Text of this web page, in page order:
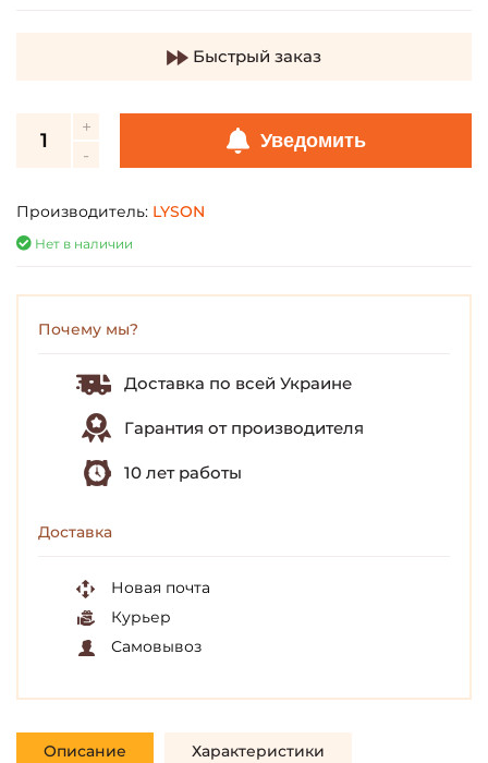
Быстрый заказ
Уведомить
Производитель: LYSON
Нет в наличии
Почему мы?
Доставка по всей Украине
Гарантия от производителя
10 лет работы
Доставка
Новая почта
Курьер
Самовывоз
Описание Характеристики